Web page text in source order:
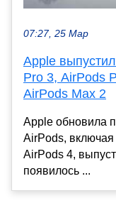
07:27, 25 Мар
Apple
Pro 3, AirPods
AirPods Max 2
Apple обновила
AirPods,
AirPods 4,
появилось ...